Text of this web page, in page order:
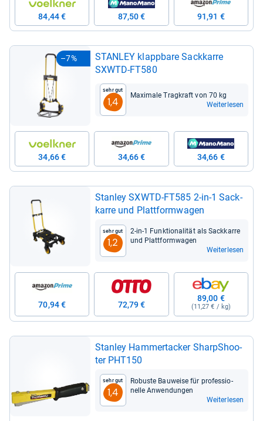
84,44 € 87,50 € 91,91 €
–7%
STAN­LEY klapp­bare Sack­karre
SXWTD-​FT580
Sehr gut
1,4
Maxi­male Trag­kraft von 70 kg
Weiterlesen
34,66 € 34,66 € 34,66 €
Stan­ley SXWTD-​FT585 2-​in-​1 Sack­
karre und Platt­form­wa­gen
Sehr gut
1,2
2-​in-​1 Funk­tio­na­li­tät als Sack­karre
und Platt­form­wa­gen
Weiterlesen
70,94 € 72,79 €
89,00 €
(11,27 € / kg)
Stan­ley Ham­mer­ta­cker SharpS­hoo­
ter PHT150
Sehr gut
1,4
Robuste Bau­weise für pro­fes­sio­
nelle Anwen­dun­gen
Weiterlesen